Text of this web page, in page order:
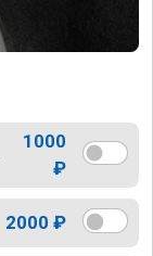
1000
₽
2000 ₽